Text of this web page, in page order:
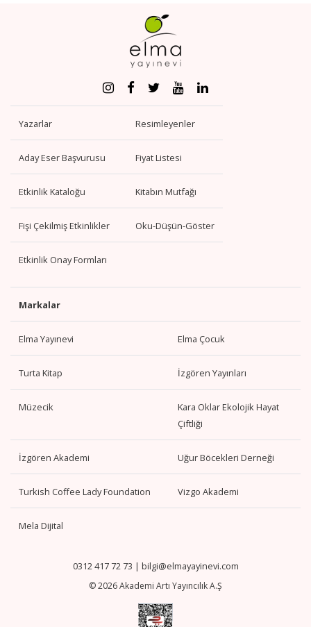
Yazarlar Resimleyenler
Aday Eser Başvurusu Fiyat Listesi
Etkinlik Kataloğu Kitabın Mutfağı
Fişi Çekilmiş Etkinlikler Oku-Düşün-Göster
Etkinlik Onay Formları
Markalar
Elma Yayınevi Elma Çocuk
Turta Kitap İzgören Yayınları
Müzecik
Kara Oklar Ekolojik Hayat
Çiftliği
İzgören Akademi Uğur Böcekleri Derneği
Turkish Coffee Lady Foundation Vizgo Akademi
Mela Dijital
0312 417 72 73 | bilgi@elmayayinevi.com
© 2026 Akademi Artı Yayıncılık A.Ş